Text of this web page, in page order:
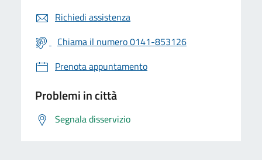
Richiedi assistenza
Chiama il numero 0141-853126
Prenota appuntamento
Problemi in città
Segnala disservizio